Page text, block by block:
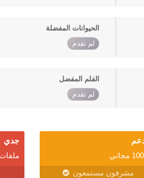
الحيوانات المفضلة
لم تقدم
الفلم المفضل
لم تقدم
مجاني
مشرفون مستمعون
جدي